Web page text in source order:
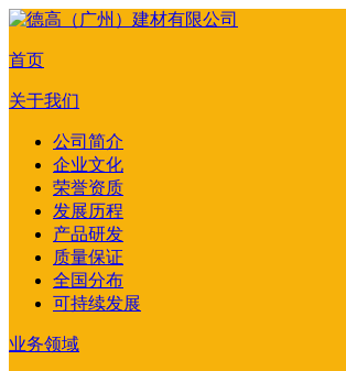
首页
关于我们
公司简介
企业文化
荣誉资质
发展历程
产品研发
质量保证
全国分布
可持续发展
业务领域